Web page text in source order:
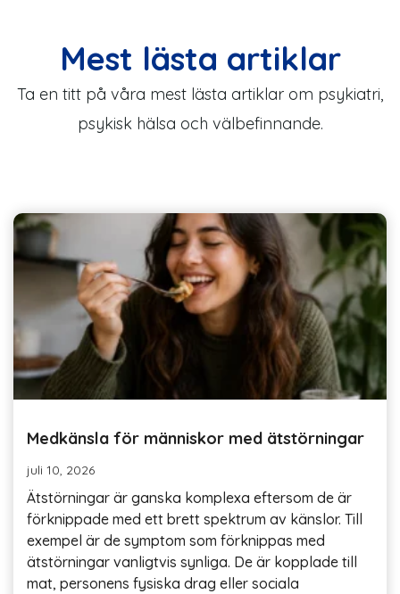
Mest lästa artiklar
Ta en titt på våra mest lästa artiklar om psykiatri,
psykisk hälsa och välbefinnande.
Medkänsla för människor med ätstörningar
juli 10, 2026
Ätstörningar är ganska komplexa eftersom de är
förknippade med ett brett spektrum av känslor. Till
exempel är de symptom som förknippas med
ätstörningar vanligtvis synliga. De är kopplade till
mat, personens fysiska drag eller sociala